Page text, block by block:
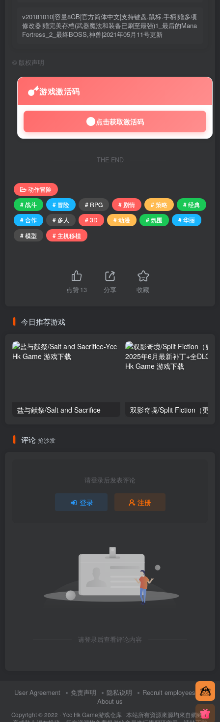
v20181010|容量8GB|官方简体中文|支持键盘.鼠标.手柄|赠多项
修改器|赠完美存档(武器魔法和装备已刷至最强)1_最后的Mana
Fortress_2_最终BOSS,神兽|2021年05月11号更新
© 版权声明
游戏激活码
点击获取激活码
THE END
动作冒险
# 战斗
# 冒险 # RPG # 剧情 # 策略
# 经典
# 合作
# 多人 # 3D # 动漫 # 氛围
# 华丽
# 模型
# 主机移植
点赞13 分享 收藏
今日推荐游戏
盐与献祭/Salt and Sacrifice
评论 抢沙发
请登录后发表评论
登录 注册
请登录后查看评论内容
User Agreement 免责声明 隐私说明
Recruit employees
About us
Copyright © 2022 · Ycc Hk Game游戏仓库 · 本站所有資源來源均來自網絡分